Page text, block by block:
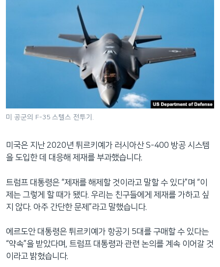
미 공군의 F-35 스텔스 전투기.
미국은 지난 2020년 튀르키예가 러시아산 S-400 방공 시스템
을 도입한 데 대응해 제재를 부과했습니다.
트럼프 대통령은 “제재를 해제할 것이라고 말할 수 있다”며 “이
제는 그렇게 할 때가 됐다. 우리는 친구들에게 제재를 가하고 싶
지 않다. 아주 간단한 문제”라고 말했습니다.
에르도안 대통령은 튀르키예가 항공기 5대를 구매할 수 있다는
“약속”을 받았다며, 트럼프 대통령과 관련 논의를 계속 이어갈 것
이라고 밝혔습니다.